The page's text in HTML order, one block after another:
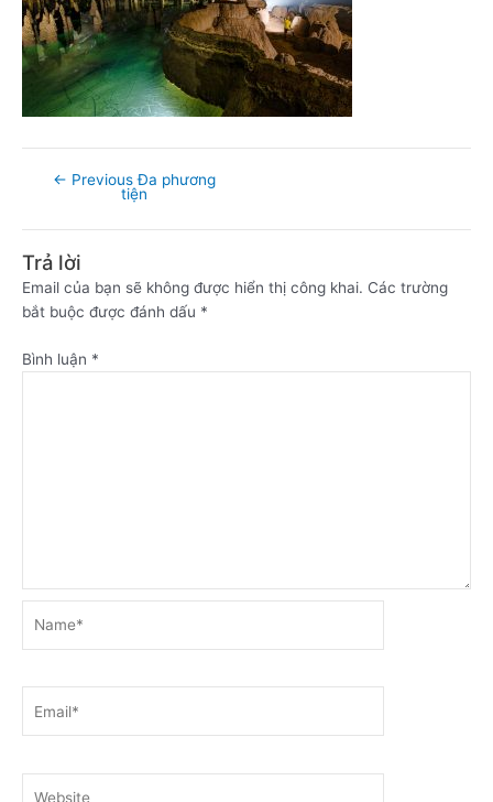
← Previous Đa phương
tiện
Trả lời
Email của bạn sẽ không được hiển thị công khai. Các trường
bắt buộc được đánh dấu *
Bình luận *